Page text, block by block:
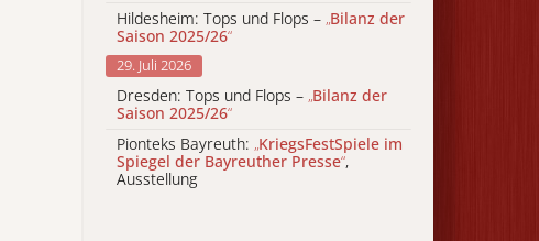
Hildesheim: Tops und Flops – „Bilanz der
Saison 2025/26“
29. Juli 2026
Dresden: Tops und Flops – „Bilanz der
Saison 2025/26“
Pionteks Bayreuth: „KriegsFestSpiele im
Spiegel der Bayreuther Presse“,
Ausstellung